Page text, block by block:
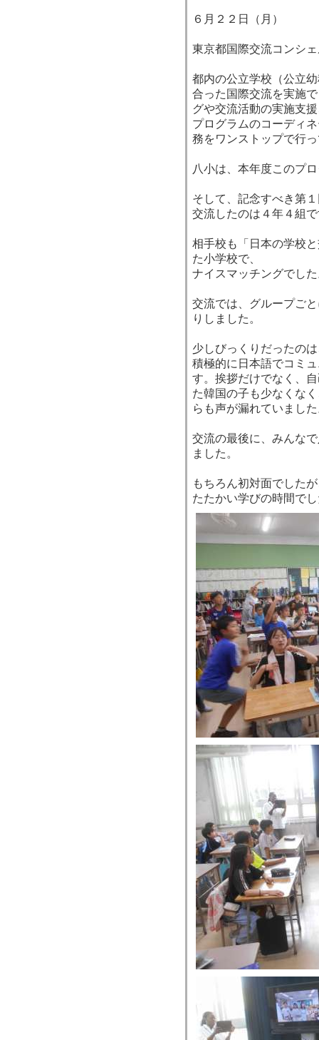
６月２２日（月）
東京都国際交流コンシ
都内の公立学校（公立
合った国際交流を実施
グや交流活動の実施支
プログラムのコーディ
務をワンストップで行
八小は、本年度このプ
そして、記念すべき第
交流したのは４年４組
相手校も「日本の学校
た小学校で、
ナイスマッチングでし
交流では、グループご
りしました。
少しびっくりだったの
積極的に日本語でコミ
す。挨拶だけでなく、
た韓国の子も少なくな
らも声が漏れていまし
交流の最後に、みんな
ました。
もちろん初対面でした
たたかい学びの時間で